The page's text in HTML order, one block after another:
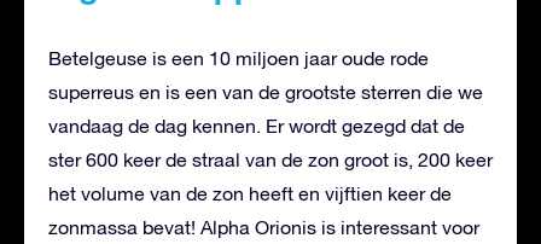
Betelgeuse is een 10 miljoen jaar oude rode
superreus en is een van de grootste sterren die we
vandaag de dag kennen. Er wordt gezegd dat de
ster 600 keer de straal van de zon groot is, 200 keer
het volume van de zon heeft en vijftien keer de
zonmassa bevat! Alpha Orionis is interessant voor